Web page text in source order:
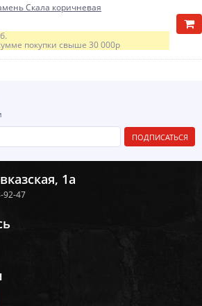
Скала коричневая
покупки свыше 30 000р
ПОДПИСАТЬСЯ
1а
92-47